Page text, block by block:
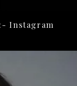
Instagram